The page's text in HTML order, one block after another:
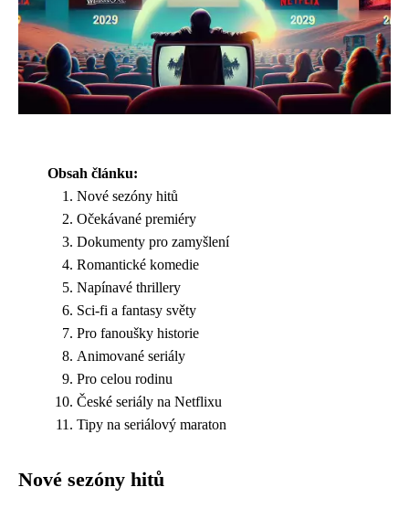
Obsah článku:
Nové sezóny hitů
Očekávané premiéry
Dokumenty pro zamyšlení
Romantické komedie
Napínavé thrillery
Sci-fi a fantasy světy
Pro fanoušky historie
Animované seriály
Pro celou rodinu
České seriály na Netflixu
Tipy na seriálový maraton
Nové sezóny hitů